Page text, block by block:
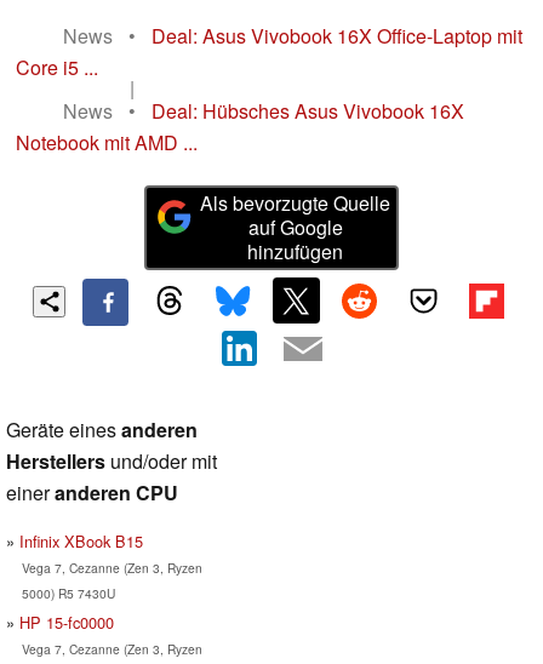
News
•
Deal: Asus Vivobook 16X Office-Laptop mit
Core i5 ...
|
News
•
Deal: Hübsches Asus Vivobook 16X
Notebook mit AMD ...
Als bevorzugte Quelle
auf Google
hinzufügen
Geräte einesanderen
Herstellers und/oder mit
eineranderen CPU
Infinix XBook B15
Vega 7, Cezanne (Zen 3, Ryzen
5000) R5 7430U
HP 15-fc0000
Vega 7, Cezanne (Zen 3, Ryzen